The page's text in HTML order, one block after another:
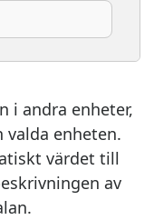
i andra enheter,
valda enheten.
värdet till
av